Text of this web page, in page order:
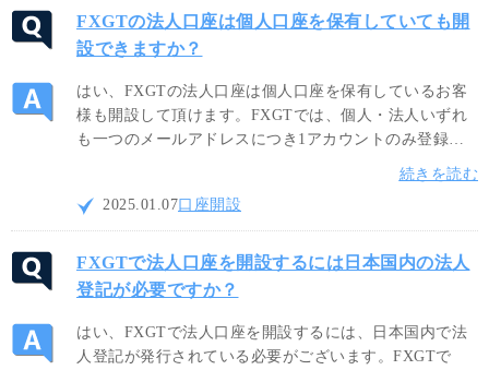
FXGTの法人口座は個人口座を保有していても開
設できますか？
はい、FXGTの法人口座は個人口座を保有しているお客
様も開設して頂けます。FXGTでは、個人・法人いずれ
も一つのメールアドレスにつき1アカウントのみ登録が
可能です。個人口座をお持ちの方は、異なる法人専用の
メールアドレスにて法人口座を開設してください。
続きを読む
2025.01.07口座開設
FXGTで法人口座を開設するには日本国内の法人
登記が必要ですか？
はい、FXGTで法人口座を開設するには、日本国内で法
人登記が発行されている必要がございます。FXGTで